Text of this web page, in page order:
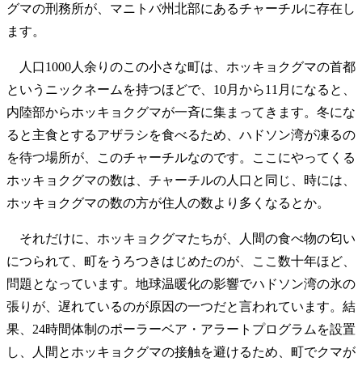
グマの刑務所が、マニトバ州北部にあるチャーチルに存在し
ます。
人口1000人余りのこの小さな町は、ホッキョクグマの首都
というニックネームを持つほどで、10月から11月になると、
内陸部からホッキョクグマが一斉に集まってきます。冬にな
ると主食とするアザラシを食べるため、ハドソン湾が凍るの
を待つ場所が、このチャーチルなのです。ここにやってくる
ホッキョクグマの数は、チャーチルの人口と同じ、時には、
ホッキョクグマの数の方が住人の数より多くなるとか。
それだけに、ホッキョクグマたちが、人間の食べ物の匂い
につられて、町をうろつきはじめたのが、ここ数十年ほど、
問題となっています。地球温暖化の影響でハドソン湾の氷の
張りが、遅れているのが原因の一つだと言われています。結
果、24時間体制のポーラーベア・アラートプログラムを設置
し、人間とホッキョクグマの接触を避けるため、町でクマが